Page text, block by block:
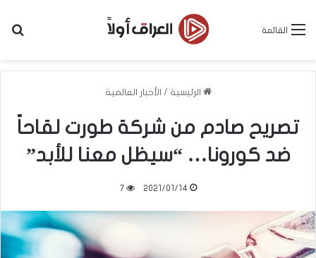
القائمة
الرئيسية / الأخبار العالمية
تصريح صادم من شركة طورت لقاحاً
ضد كورونا… “سيظل معنا للأبد”
2021/01/14
7